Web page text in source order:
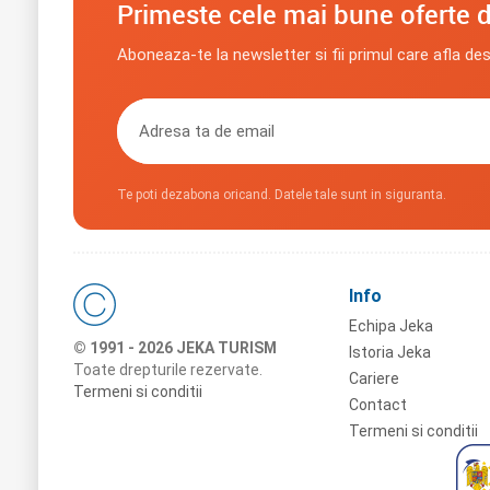
Primeste cele mai bune oferte
Aboneaza-te la newsletter si fii primul care afla
Te poti dezabona oricand. Datele tale sunt in siguranta.
© 1991 - 2026 JEKA TURISM
Toate drepturile rezervate.
Termeni si conditii
Info
Echipa Jeka
Istoria Jeka
Cariere
Contact
Termeni si conditii